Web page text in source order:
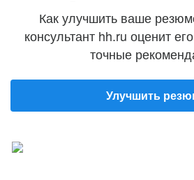
Как улучшить ваше
консультант hh.ru оценит
точные
Улучшить